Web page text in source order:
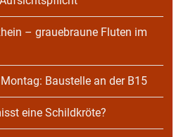
– grauebraune Fluten im
Baustelle an der B15
eine Schildkröte?